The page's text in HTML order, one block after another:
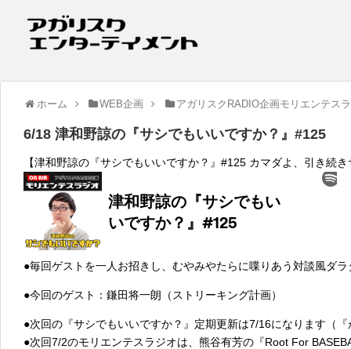
ホーム WEB企画 アガリスクRADIO企画モリエンテス
6/18 津和野諒の『サシでもいいですか？』#125
【津和野諒の『サシでもいいですか？』#125 カマダよ、引き続
●毎回ゲストを一人お招きし、むやみやたらに喋りあう対談風ダ
●今回のゲスト：鎌田将一朗（ストリーキング計画）
●次回の『サシでもいいですか？』定期更新は7/16になります（
●次回7/2のモリエンテスラジオは、熊谷有芳の『Root For